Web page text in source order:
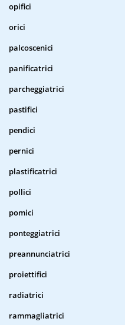
opifici
orici
palcoscenici
panificatrici
parcheggiatrici
pastifici
pendici
pernici
plastificatrici
pollici
pomici
ponteggiatrici
preannunciatrici
proiettifici
radiatrici
rammagliatrici